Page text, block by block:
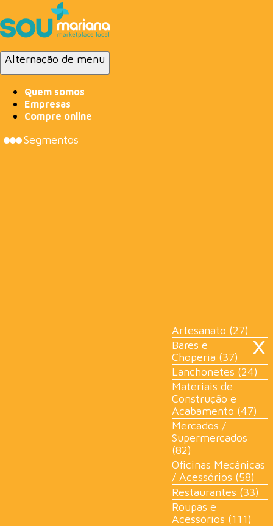
Alternação de menu
Quem somos
Empresas
Compre online
Segmentos
×
Artesanato (27)
Bares e
Choperia (37)
Lanchonetes (24)
Materiais de
Construção e
Acabamento (47)
Mercados /
Supermercados
(82)
Oficinas Mecânicas
/ Acessórios (58)
Restaurantes (33)
Roupas e
Acessórios (111)